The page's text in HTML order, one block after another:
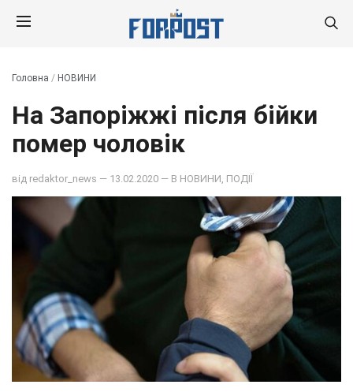
Головна / НОВИНИ
На Запоріжжі після бійки
помер чоловік
від redaktor_news — 13.02.2020 — В НОВИНИ ПОДІЇ